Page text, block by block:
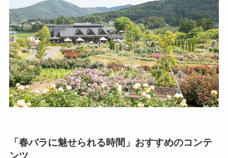
「春バラに魅せられる時間」おすすめのコンテ
ンツ